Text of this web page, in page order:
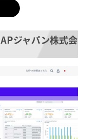
ジャパン株式会